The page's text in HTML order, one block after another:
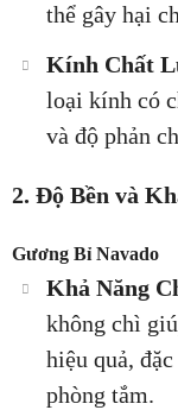
thể gây hại
Kính Chất
loại kính có
và độ phản
2. Độ Bền và
Gương Bỉ Navado
Khả Năng
không chì
hiệu quả,
phòng tắm.